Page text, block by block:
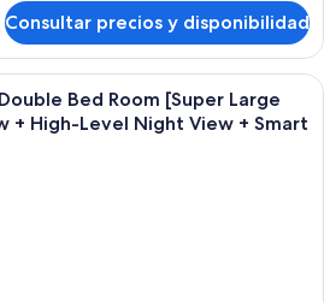
Consultar precios y disponibilidad
Habitación de hotel con una cama
Bed Room [Super Large
+ High-Level Night View + Smart